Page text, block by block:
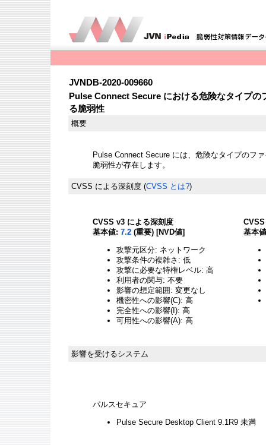
JVNDB-2020-009660
Pulse Connect Secure における危険なタイプの
る脆弱性
概要
Pulse Connect Secure には、危険なタイプのフ
脆弱性が存在します。
CVSS による深刻度 (CVSS とは?)
CVSS v3 による深刻度
基本値: 7.2 (重要) [NVD値]
攻撃元区分: ネットワーク
攻撃条件の複雑さ: 低
攻撃に必要な特権レベル: 高
利用者の関与: 不要
影響の想定範囲: 変更なし
機密性への影響(C): 高
完全性への影響(I): 高
可用性への影響(A): 高
基本
影響を受けるシステム
パルスセキュア
Pulse Secure Desktop Client 9.1R9 未満